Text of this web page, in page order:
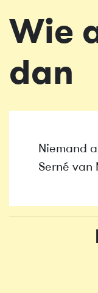
Wie
dan
Niemand
Serné van